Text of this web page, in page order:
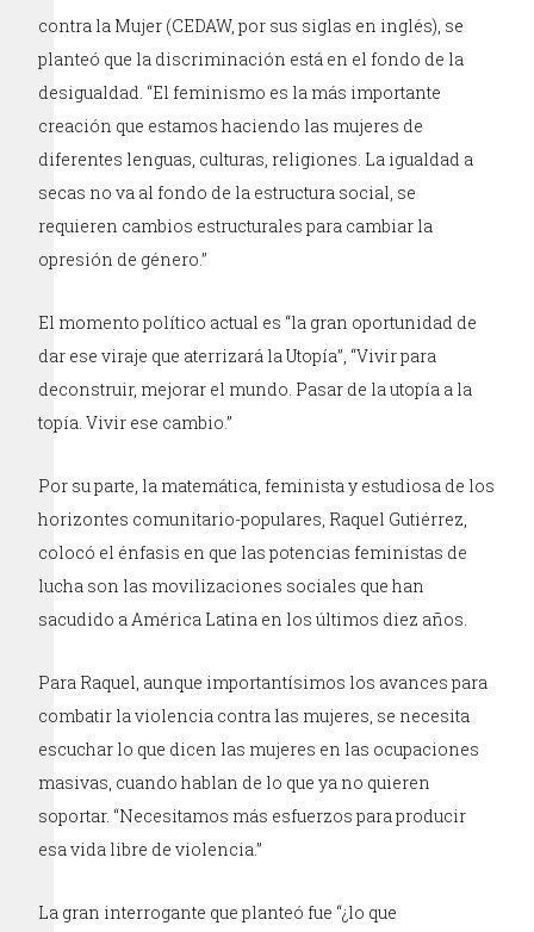
contra la Mujer (CEDAW, por sus siglas en inglés), se
planteó que la discriminación está en el fondo de la
desigualdad. “El feminismo es la más importante
creación que estamos haciendo las mujeres de
diferentes lenguas, culturas, religiones. La igualdad a
secas no va al fondo de la estructura social, se
requieren cambios estructurales para cambiar la
opresión de género.”
El momento político actual es “la gran oportunidad de
dar ese viraje que aterrizará la Utopía”, “Vivir para
deconstruir, mejorar el mundo. Pasar de la utopía a la
topía. Vivir ese cambio.”
Por su parte, la matemática, feminista y estudiosa de los
horizontes comunitario-populares, Raquel Gutiérrez,
colocó el énfasis en que las potencias feministas de
lucha son las movilizaciones sociales que han
sacudido a América Latina en los últimos diez años.
Para Raquel, aunque importantísimos los avances para
combatir la violencia contra las mujeres, se necesita
escuchar lo que dicen las mujeres en las ocupaciones
masivas, cuando hablan de lo que ya no quieren
soportar. “Necesitamos más esfuerzos para producir
esa vida libre de violencia.”
La gran interrogante que planteó fue “¿lo que